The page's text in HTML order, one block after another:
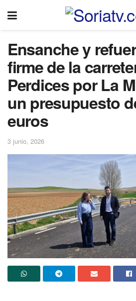
Ensanche y
firme de la
Perdices por La
un presupuesto
euros
3 junio, 2026